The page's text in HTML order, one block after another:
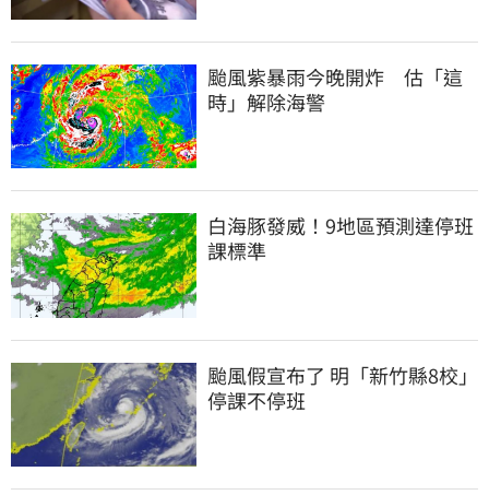
颱風紫暴雨今晚開炸　估「這
時」解除海警
白海豚發威！9地區預測達停班
課標準
颱風假宣布了 明「新竹縣8校」
停課不停班